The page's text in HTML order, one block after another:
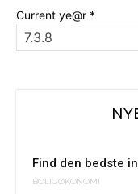
Current ye@r *
Find den bedste
BOLIGØKONOMI